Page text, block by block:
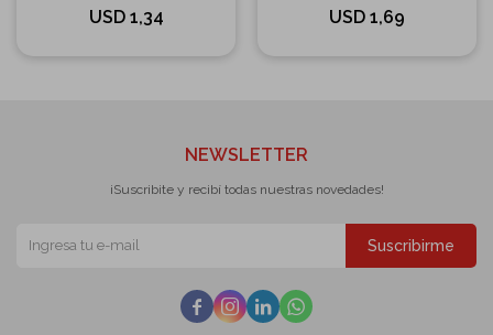
USD 1,34 USD 1,69
NEWSLETTER
¡Suscribite y recibí todas nuestras novedades!
Suscribirme
   